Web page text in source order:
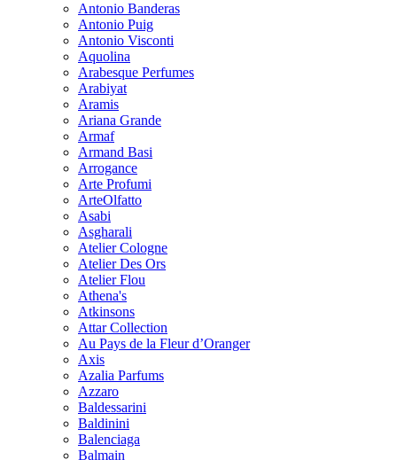
Antonio Banderas
Antonio Puig
Antonio Visconti
Aquolina
Arabesque Perfumes
Arabiyat
Aramis
Ariana Grande
Armaf
Armand Basi
Arrogance
Arte Profumi
ArteOlfatto
Asabi
Asgharali
Atelier Cologne
Atelier Des Ors
Atelier Flou
Athena's
Atkinsons
Attar Collection
Au Pays de la Fleur d’Oranger
Axis
Azalia Parfums
Azzaro
Baldessarini
Baldinini
Balenciaga
Balmain